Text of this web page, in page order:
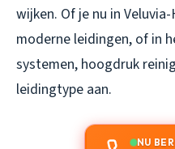
wijken. Of je nu in
moderne leidingen, of in
systemen, hoogdruk
leidingtype aan.
NU